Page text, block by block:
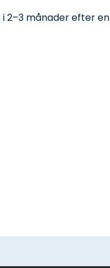
2–3 månader efter en